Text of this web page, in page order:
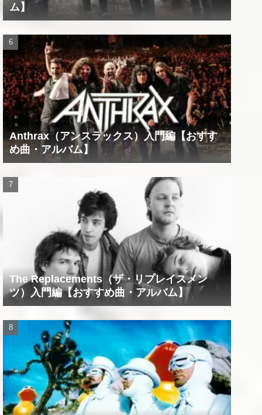
ム】
Anthrax（アンスラックス）入門編【おすす
め曲・アルバム】
The Replacements（ザ・リプレイスメン
ツ）入門編【おすすめ曲・アルバム】